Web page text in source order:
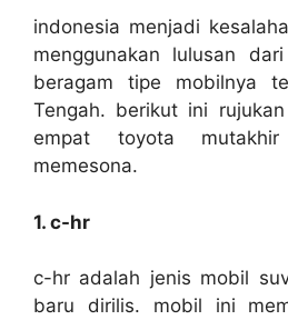
indonesia menjadi
menggunakan lulusan
beragam tipe mobilnya
Tengah. berikut ini
empat toyota
memesona.
1. c-hr
c-hr adalah jenis mobil
baru dirilis. mobil ini